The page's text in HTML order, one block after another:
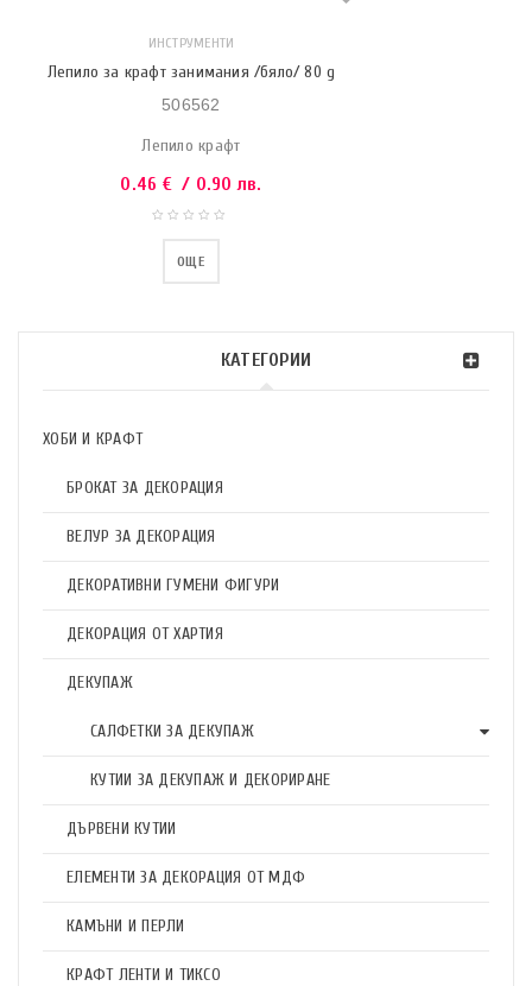
КАТЕГОРИИ
ХОБИ И КРАФТ
БРОКАТ ЗА ДЕКОРАЦИЯ
ВЕЛУР ЗА ДЕКОРАЦИЯ
ДЕКОРАТИВНИ ГУМЕНИ ФИГУРИ
ДЕКОРАЦИЯ ОТ ХАРТИЯ
ДЕКУПАЖ
САЛФЕТКИ ЗА ДЕКУПАЖ
КУТИИ ЗА ДЕКУПАЖ И ДЕКОРИРАНЕ
ДЪРВЕНИ КУТИИ
ЕЛЕМЕНТИ ЗА ДЕКОРАЦИЯ ОТ МДФ
КАМЪНИ И ПЕРЛИ
КРАФТ ЛЕНТИ И ТИКСО
ИНСТРУМЕНТИ
Лепило за крафт занимания /бяло/ 80 g
506562
Лепило крафт
0.46 € / 0.90 лв.
ОЩЕ